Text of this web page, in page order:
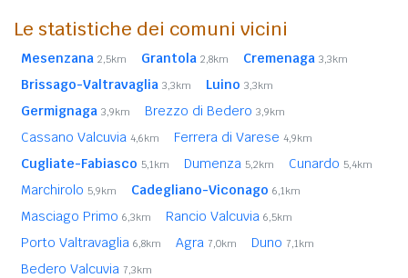
Le statistiche dei comuni vicini
Mesenzana 2,5km Grantola 2,8km Cremenaga 3,3km
Brissago-Valtravaglia 3,3km Luino 3,3km
Germignaga 3,9km Brezzo di Bedero 3,9km
Cassano Valcuvia 4,6km Ferrera di Varese 4,9km
Cugliate-Fabiasco 5,1km Dumenza 5,2km Cunardo 5,4km
Marchirolo 5,9km Cadegliano-Viconago 6,1km
Masciago Primo 6,3km Rancio Valcuvia 6,5km
Porto Valtravaglia 6,8km Agra 7,0km Duno 7,1km
Bedero Valcuvia 7,3km